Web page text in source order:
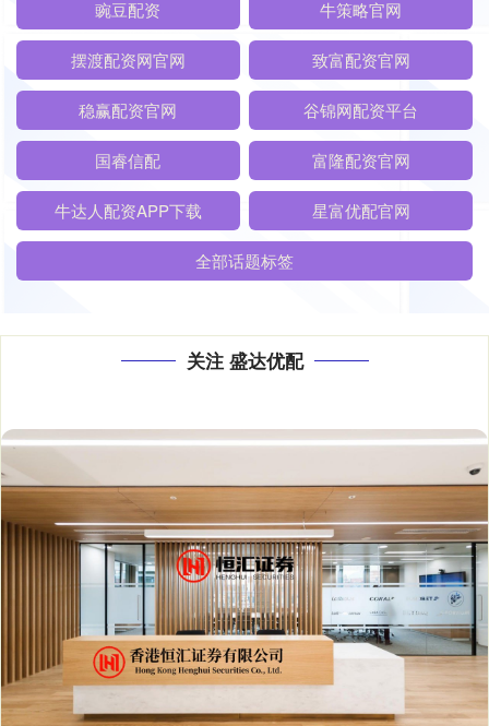
豌豆配资 牛策略官网
摆渡配资网官网 致富配资官网
稳赢配资官网 谷锦网配资平台
国睿信配 富隆配资官网
牛达人配资APP下载 星富优配官网
全部话题标签
关注 盛达优配